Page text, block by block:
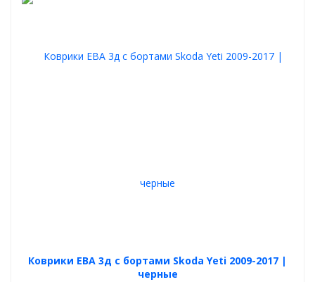
Коврики ЕВА 3д с бортами Skoda Yeti 2009-2017 |
черные